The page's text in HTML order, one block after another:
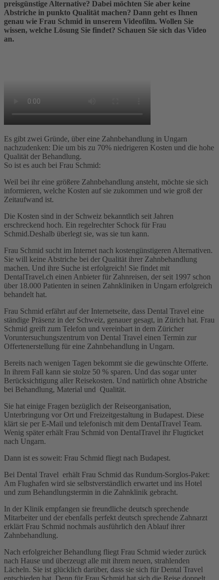
preisgünstige Alternative? Dabei möchten Sie aber keine
Abstriche in punkto Qualität machen? Dann geht es Ihnen
genau wie Frau Schmid in unserem Videofilm. Wollen Sie
wissen, welche Lösung Sie findet? Schauen Sie sich das Video
an.
Es gibt zwei Gründe, über eine Zahnbehandlung in Ungarn
nachzudenken: Die um bis zu 70% niedrigeren Kosten und die hohe
Qualität der Behandlung.
So ist es auch bei Frau Schmid:
Weil bei ihr eine größere Zahnbehandlung ansteht, möchte sie sich
informieren, welche Kosten auf sie zukommen und wie groß der
Zeitaufwand ist.
Die Kosten sind in der Schweiz bekanntlich seit Jahren
erschreckend hoch. Ein regelrechter Schock für Frau
Schmid.Deshalb überlegt sie, was sie tun kann.
Frau Schmid sucht im Internet nach kostengünstigeren Alternativen.
Sie will keine Abstriche bei der Qualität ihrer Zahnbehandlung
machen. Und ihre Suche ist erfolgreich! Sie findet mit
DentalTravel.ch einen Anbieter für Zahnreisen, der seit 1997 schon
über 18.000 Patienten in seinen Zahnkliniken in Ungarn erfolgreich
behandelt hat.
Frau Schmid erfährt auf der Internetseite, dass Dental Travel eine
ständige Präsenz in der Schweiz, genauer gesagt, in Zürich hat. Frau
Schmid greift zum Telefon und vereinbart in dem Züricher
Voruntersuchungszentrum von Dental Travel einen Termin zur
Offertenerstellung für eine Zahnbehandlung in Ungarn.
Bereits nach wenigen Tagen bekommt sie die gewünschte Offerte.
In ihrem Fall kann sie stolze 50 % sparen. Und das sogar unter
Berücksichtigung aller Reisekosten. Und natürlich ohne Abstriche
bei Behandlung, Material und Qualität.
Sie hat einige Fragen bezüglich der Reiseorganisation,
Unterbringung vor Ort und Freizeitgestaltung in Budapest. Diese
klärt sie per E-Mail und telefonisch mit dem DentalTravel Team.
Wenig später erhält Frau Schmid von DentalTravel ihr Flugticket
nach Ungarn.
Dann ist es soweit: Frau Schmid fliegt nach Budapest.
Bei Dental Travel erhält Frau Schmid das Rundum-Sorglos-Paket:
Am Flughafen wird sie selbstverständlich erwartet und ins Hotel
und zum Behandlungstermin in die Zahnklinik gebracht.
In der Klinik empfangen sie freundliche deutsch sprechende
Mitarbeiter und der ebenfalls perfekt deutsch sprechende Zahnarzt
erklärt Frau Schmid nochmals ausführlich den Ablauf ihrer
Zahnbehandlung.
Nach erfolgreicher Behandlung fliegt Frau Schmid wieder zurück
nach Hause und überzeugt alle mit ihrem neuen, strahlenden
Lächeln. Sie ist glücklich darüber, dass sie sich für Dental Travel
entschieden hat. Denn für Frau Schmid hat sich die Reise doppelt